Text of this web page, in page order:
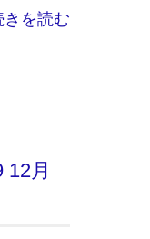
を読む
月